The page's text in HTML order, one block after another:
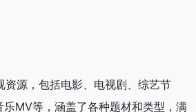
资源，包括电影、电视剧、综艺节
乐MV等，涵盖了各种题材和类型，满